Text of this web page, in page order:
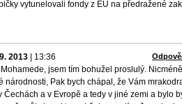
vytunelovali fondy z EU na předražené
2013 13:36
jsem tím bohužel proslulý. Nicméně
národnosti, Pak bych chápal, že Vám
Čechách a v Evropě a tedy v jiné zemi a bylo